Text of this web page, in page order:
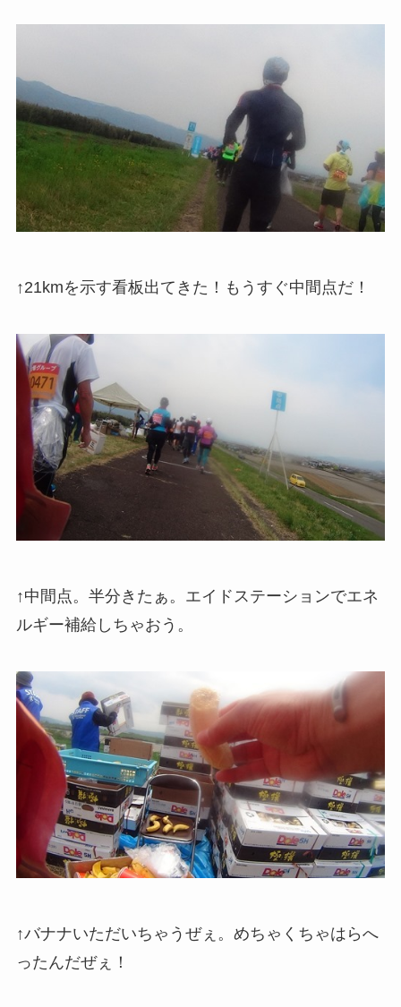
↑21kmを示す看板出てきた！もうすぐ中間点だ！
↑中間点。半分きたぁ。エイドステーションでエネ
ルギー補給しちゃおう。
↑バナナいただいちゃうぜぇ。めちゃくちゃはらへ
ったんだぜぇ！